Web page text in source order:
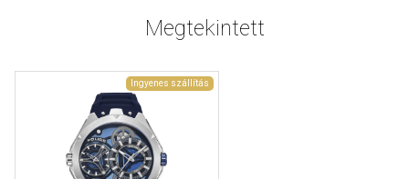
Megtekintett
Ingyenes szállítás